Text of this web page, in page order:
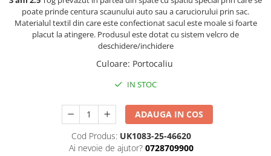
Dulap si cutii depozitare jucarii
Fotolii copii
Sac de dormit 60 cm
Sac de dormit 70 cm
Sac de dormit 80 cm
poate prinde centura scaunului auto sau a caruciorului prin sac.
Materialul textil din care este confectionat sacul este moale si foarte
placut la atingere. Produsul este dotat cu sistem velcro de
deschidere/inchidere
Culoare: Portocaliu
IN STOC
ADAUGA IN COS
Cod Produs: UK1083-25-46620
Ai nevoie de ajutor? 0728709900